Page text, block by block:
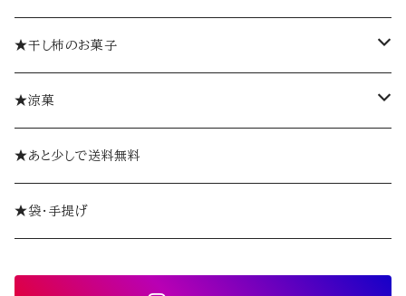
ゼリーギフト
ミルフィーユギフト
個袋
おひとつから
袋入り
ミルフィーユ（単品）
★干し柿のお菓子
柿巻
やま柿
ミルフィーユ
★涼菓
ゼリー
おひとつから
ようかん
★あと少しで送料無料
★袋・手提げ